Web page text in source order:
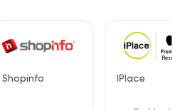
Shopinfo IPlace